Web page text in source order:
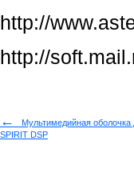
http://
http://
←
Мультимедийная оболочка
SPIRIT DSP